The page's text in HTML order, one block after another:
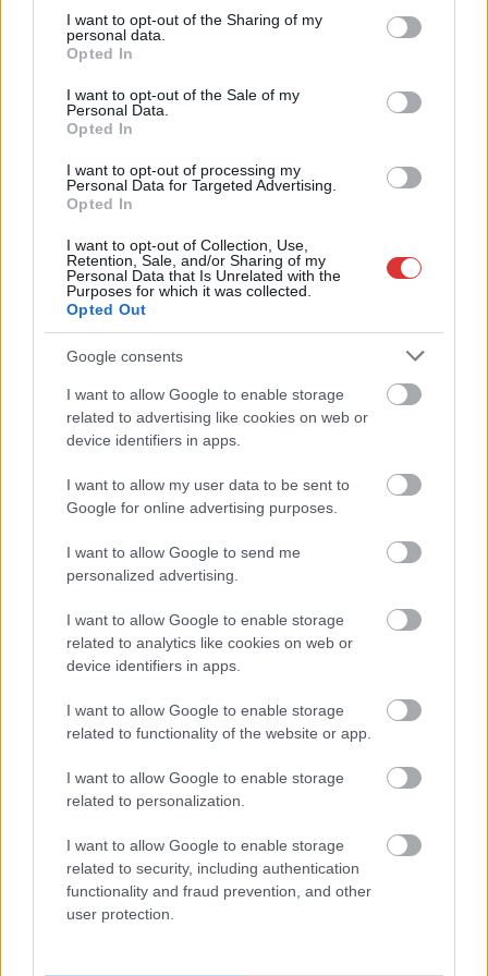
not limited to your visit or usage behaviour. You may click to
grant or deny consent to Google and its third-party tags to
use your data for below specified purposes in below Google
consent section.
I want to opt-out of the Sharing of my
personal data.
Opted In
I want to opt-out of the Sale of my
Personal Data.
Opted In
I want to opt-out of processing my
Personal Data for Targeted Advertising.
Opted In
I want to opt-out of Collection, Use,
Retention, Sale, and/or Sharing of my
Personal Data that Is Unrelated with the
Purposes for which it was collected.
Opted Out
Google consents
I want to allow Google to enable storage
related to advertising like cookies on web or
device identifiers in apps.
I want to allow my user data to be sent to
Google for online advertising purposes.
I want to allow Google to send me
personalized advertising.
I want to allow Google to enable storage
related to analytics like cookies on web or
device identifiers in apps.
I want to allow Google to enable storage
related to functionality of the website or app.
I want to allow Google to enable storage
related to personalization.
I want to allow Google to enable storage
related to security, including authentication
functionality and fraud prevention, and other
user protection.
Hírlevél feliratkozás
Adja meg keresztnevét:
Megismertem és elfogadom aGDPR-szabályzatot
Nem szeretne lemaradni semmiről? Csak egy kattintás, és hírlevelünk a
postaládájába érkezik!
A SZOL24 legfrissebb 24 cikke
több otthoni kútból fogy ki a víz
büntetőügyében, vesztegetés miatt 3 év letöltendőt kaphat és
ez csak az egyik botrány
lezárnak a napokban, a közlekedés az átlagost is meghaladó
mértékben lebénul
Elromlott a biztosítóberendezés a ceglédi vasútvonalon,
alapos késések alakultak ki a menetrendhez képest,
Ön szerint hogy készül a hamisítatlan szolnoki habos isler?
Országos ellenőrzés indult a hazai akkumulátoripari